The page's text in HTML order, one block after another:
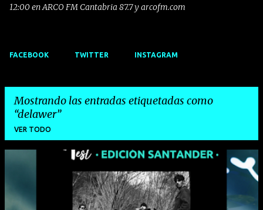
12:00 en ARCO FM Cantabria 87.7 y arcofm.com
FACEBOOK TWITTER INSTAGRAM
Mostrando las entradas etiquetadas como
delawer
VER TODO
n